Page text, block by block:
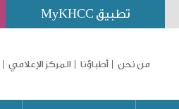
تطبيق MyKHCC
من نحن أطباؤنا المركز الإعلامي